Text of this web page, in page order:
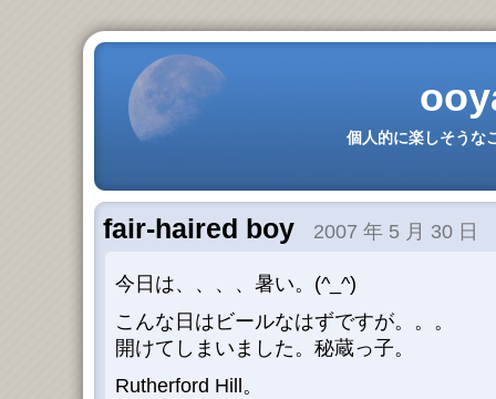
個人的に楽しそうな
fair-haired boy 2007 年 5 月 30 日
今日は、、、、暑い。(^_^)
こんな日はビールなはずですが。。。
開けてしまいました。秘蔵っ子。
Rutherford Hill。